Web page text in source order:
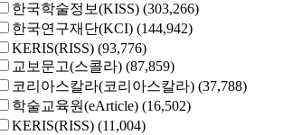
한국학술정보(KISS) (303,266)
한국연구재단(KCI) (144,942)
KERIS(RISS) (93,776)
교보문고(스콜라) (87,859)
코리아스칼라(코리아스칼라) (37,788)
학술교육원(eArticle) (16,502)
KERIS(RISS) (11,004)